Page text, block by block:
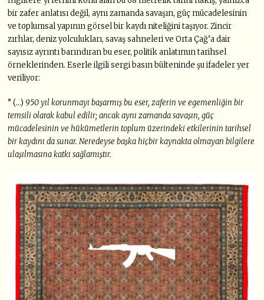
bir zafer anlatısı değil, aynı zamanda savaşın, güç mücadelesinin
ve toplumsal yapının görsel bir kaydı niteliğini taşıyor. Zincir
zırhlar, deniz yolculukları, savaş sahneleri ve Orta Çağ’a dair
sayısız ayrıntı barındıran bu eser, politik anlatımın tarihsel
örneklerinden. Eserle ilgili sergi basın bülteninde şu ifadeler yer
veriliyor:
” (…) 950 yılkorunmayı başarmış bu eser, zaferin ve egemenliğin bir
temsili olarak kabul edilir; ancak aynızamanda savaşın, güç
mücadelesinin ve hükümetlerin toplum üzerindeki etkilerinin tarihsel
birkaydını da sunar. Neredeyse başka hiçbir kaynakta olmayan bilgilere
ulaşılmasına katkı sağlamıştır.